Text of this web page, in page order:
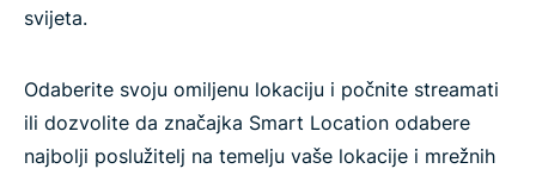
svijeta.
Odaberite svoju omiljenu lokaciju i počnite streamati
ili dozvolite da značajka Smart Location odabere
najbolji poslužitelj na temelju vaše lokacije i mrežnih